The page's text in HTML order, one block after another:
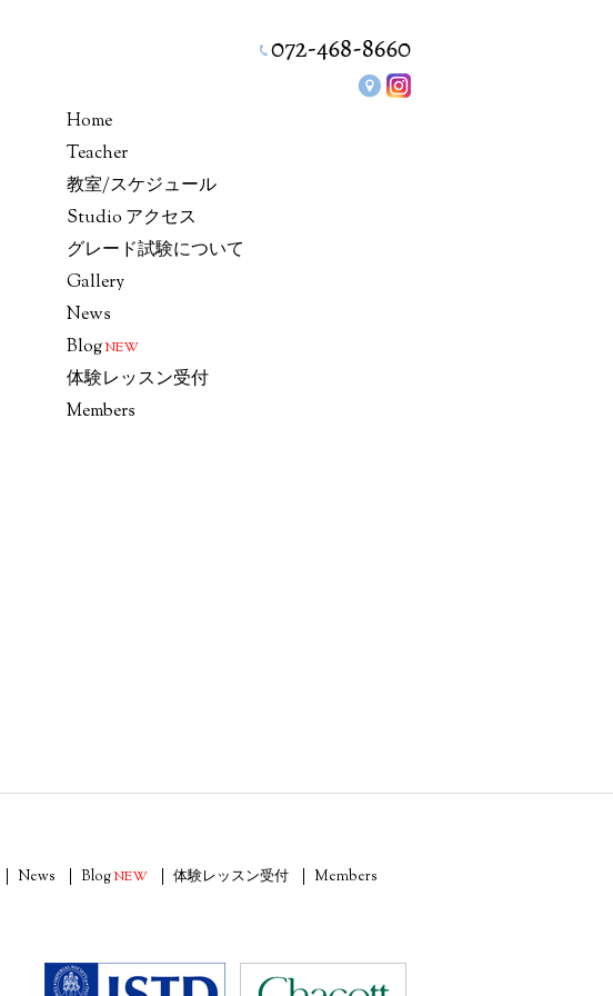
Home
Teacher
教室/スケジュール
Studio アクセス
グレード試験について
Gallery
News
BlogNEW
体験レッスン受付
Members
News BlogNEW 体験レッスン受付 Members